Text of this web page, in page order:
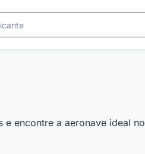
encontre a aeronave ideal no